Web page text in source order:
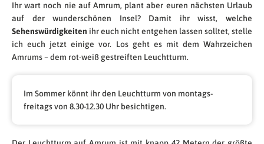
Ihr wart noch nie auf Amrum, plant aber euren nächsten Urlaub
auf der wunderschönen Insel? Damit ihr wisst, welche
Sehenswürdigkeiten ihr euch nicht entgehen lassen solltet, stelle
ich euch jetzt einige vor. Los geht es mit dem Wahrzeichen
Amrums – dem rot-weiß gestreiften Leuchtturm.
Im Sommer könnt ihr den Leuchtturm von montags-
freitags von 8.30-12.30 Uhr besichtigen.